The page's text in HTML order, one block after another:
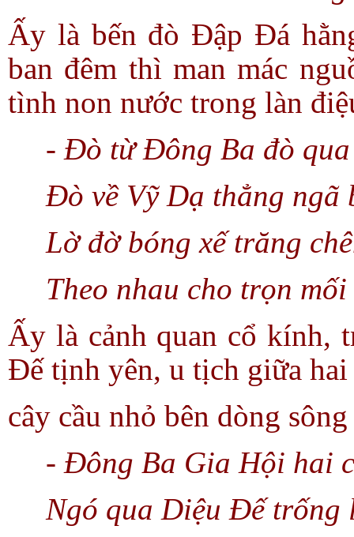
Ấy là bến đò Đập Đá
ban đêm thì man mác
tình non nước trong làn
- Đò từ Đông Ba đò
Đò về Vỹ Dạ thẳng ngã
Lờ đờ bóng xế trăng
Theo nhau cho trọn
Ấy là cảnh quan cổ kính,
Đế tịnh yên, u tịch giữa hai
cây cầu nhỏ bên dòng
- Đông Ba Gia Hội hai
Ngó qua Diệu Đế trống